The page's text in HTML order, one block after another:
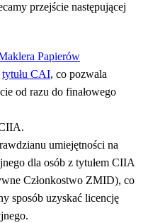
przejście następującej
Papierów
tytułu CAI, co pozwala
od razu do finałowego
umiejętności na
dla osób z tytułem CIIA
Członkostwo ZMID), co
sposób uzyskać licencję